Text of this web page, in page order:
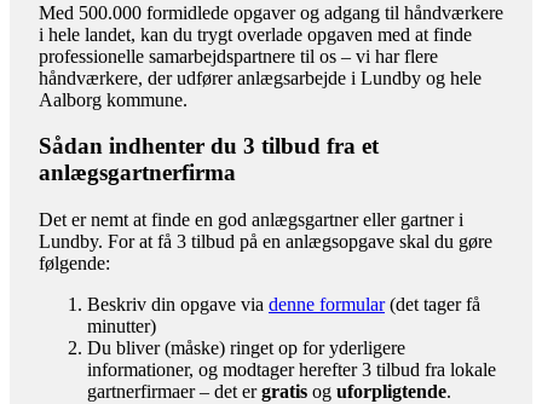
Med 500.000 formidlede opgaver og adgang til håndværkere
i hele landet, kan du trygt overlade opgaven med at finde
professionelle samarbejdspartnere til os – vi har flere
håndværkere, der udfører anlægsarbejde i Lundby og hele
Aalborg kommune.
Sådan indhenter du 3 tilbud fra et
anlægsgartnerfirma
Det er nemt at finde en god anlægsgartner eller gartner i
Lundby. For at få 3 tilbud på en anlægsopgave skal du gøre
følgende:
Beskriv din opgave via denne formular(det tager få
minutter)
Du bliver (måske) ringet op for yderligere
informationer, og modtager herefter 3 tilbud fra lokale
gartnerfirmaer – det ergratis og uforpligtende.